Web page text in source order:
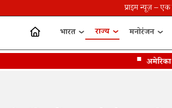
प्राइम न्यूज़ – एक
भारत राज्य मनोरंजन
अमेरिका ने